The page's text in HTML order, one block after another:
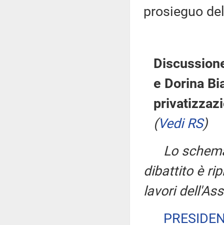
prosieguo
e Dorina
(Vedi RS)
Lo
dibattito è
lavori